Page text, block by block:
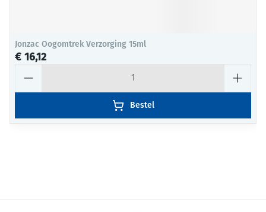
Jonzac Oogomtrek Verzorging 15ml
€ 16,12
Bestel